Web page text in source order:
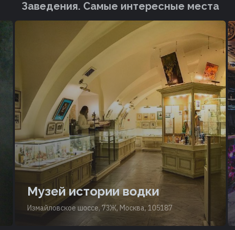
Заведения. Cамые интересные места
Музей истории водки
Измайловское шоссе, 73Ж, Москва, 105187